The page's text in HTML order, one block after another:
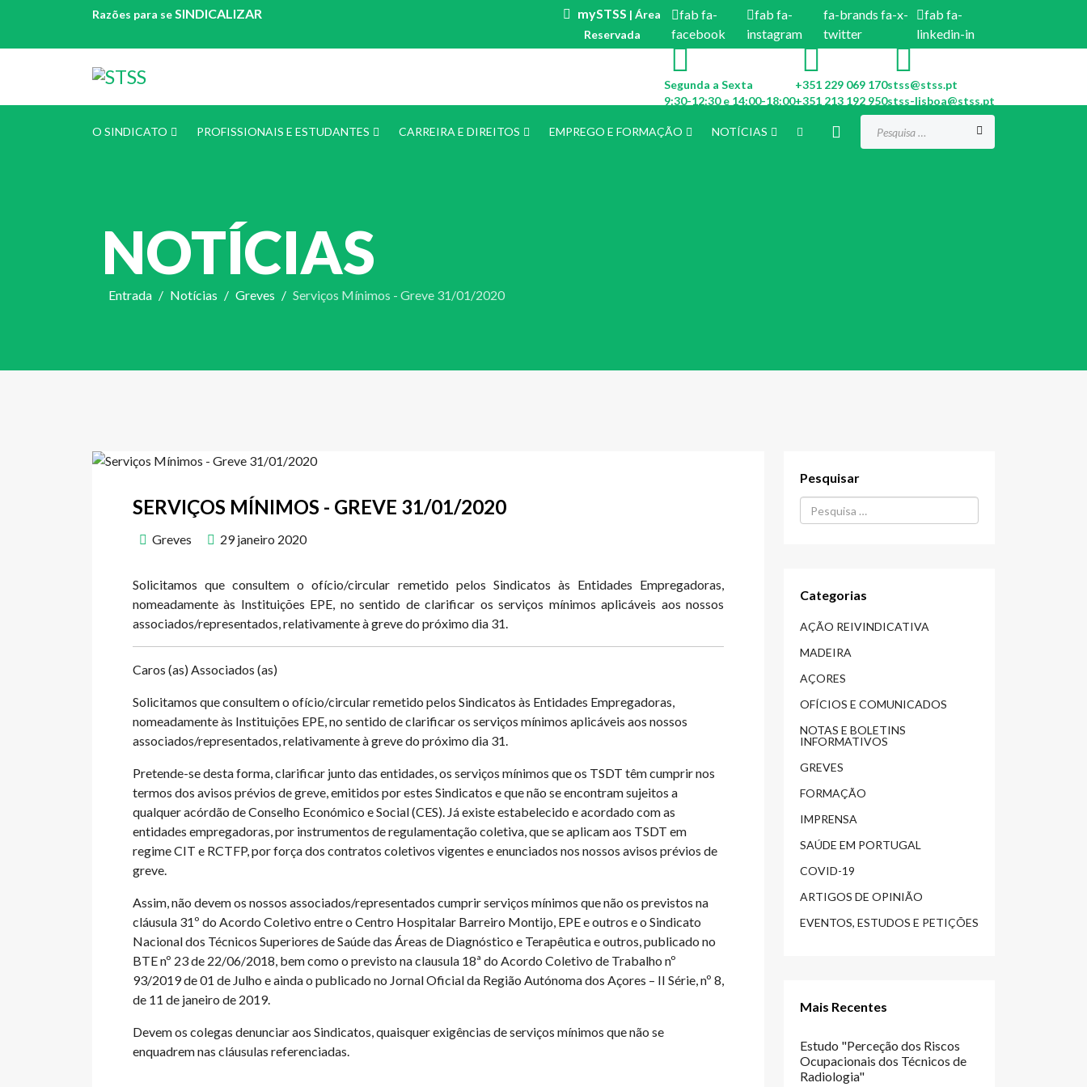
Razões para seSINDICALIZAR mySTSS | Área
Reservada
fab fa-
facebook
fab fa-
instagram
fa-brands fa-x-
twitter
fab fa-
linkedin-in
Segunda a Sexta
9:30-12:30 e 14:00-18:00
+351 229 069 170
+351 213 192 950
stss@stss.pt
stss-lisboa@stss.pt
O SINDICATO PROFISSIONAIS E ESTUDANTES CARREIRA E DIREITOS EMPREGO E FORMAÇÃO NOTÍCIAS
NOTÍCIAS
Entrada Notícias Greves Serviços Mínimos - Greve 31/01/2020
SERVIÇOS MÍNIMOS - GREVE 31/01/2020
Greves 29 janeiro 2020
Solicitamos que consultem o ofício/circular remetido pelos Sindicatos às Entidades Empregadoras,
nomeadamente às Instituições EPE, no sentido de clarificar os serviços mínimos aplicáveis aos nossos
associados/representados, relativamente à greve do próximo dia 31.
Caros (as) Associados (as)
Solicitamos que consultem o ofício/circular remetido pelos Sindicatos às Entidades Empregadoras,
nomeadamente às Instituições EPE, no sentido de clarificar os serviços mínimos aplicáveis aos nossos
associados/representados, relativamente à greve do próximo dia 31.
Pretende-se desta forma, clarificar junto das entidades, os serviços mínimos que os TSDT têm cumprir nos
termos dos avisos prévios de greve, emitidos por estes Sindicatos e que não se encontram sujeitos a
qualquer acórdão de Conselho Económico e Social (CES). Já existe estabelecido e acordado com as
entidades empregadoras, por instrumentos de regulamentação coletiva, que se aplicam aos TSDT em
regime CIT e RCTFP, por força dos contratos coletivos vigentes e enunciados nos nossos avisos prévios de
greve.
Assim, não devem os nossos associados/representados cumprir serviços mínimos que não os previstos na
cláusula 31º do Acordo Coletivo entre o Centro Hospitalar Barreiro Montijo, EPE e outros e o Sindicato
Nacional dos Técnicos Superiores de Saúde das Áreas de Diagnóstico e Terapêutica e outros, publicado no
BTE nº 23 de 22/06/2018, bem como o previsto na clausula 18ª do Acordo Coletivo de Trabalho nº
93/2019 de 01 de Julho e ainda o publicado no Jornal Oficial da Região Autónoma dos Açores – II Série, nº 8,
de 11 de janeiro de 2019.
Devem os colegas denunciar aos Sindicatos, quaisquer exigências de serviços mínimos que não se
enquadrem nas cláusulas referenciadas.
Pesquisar
Procurar...
Categorias
AÇÃO REIVINDICATIVA
MADEIRA
AÇORES
OFÍCIOS E COMUNICADOS
NOTAS E BOLETINS
INFORMATIVOS
GREVES
FORMAÇÃO
IMPRENSA
SAÚDE EM PORTUGAL
COVID-19
ARTIGOS DE OPINIÃO
EVENTOS, ESTUDOS E PETIÇÕES
Mais Recentes
Estudo "Perceção dos Riscos
Ocupacionais dos Técnicos de
Radiologia"